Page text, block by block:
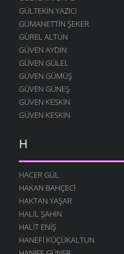
GÜLTEKIN YAZICI
GÜMANETTIN ŞEKER
GÜREL ALTUN
GÜVEN AYDIN
GÜVEN GÜLEL
GÜVEN GÜMÜŞ
GÜVEN GÜNEŞ
GÜVEN KESKIN
GÜVEN KESKIN
H
HACER GÜL
HAKAN BAHÇECI
HAKTAN YAŞAR
HALIL ŞAHIN
HALIT ENIŞ
HANEFI KÜÇÜKALTUN